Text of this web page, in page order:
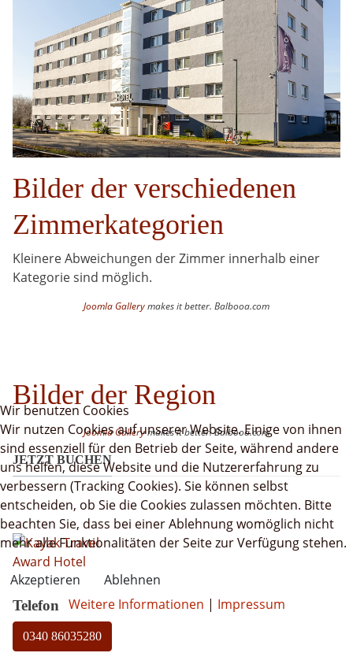
Bilder der verschiedenen
Zimmerkategorien
Kleinere Abweichungen der Zimmer innerhalb einer
Kategorie sind möglich.
Joomla Gallerymakes it better. Balbooa.com
Bilder der Region
Joomla Gallerymakes it better. Balbooa.com
JETZT BUCHEN
Telefon
0340 86035280
Wir benutzen Cookies
Wir nutzen Cookies auf unserer Website. Einige von ihnen
sind essenziell für den Betrieb der Seite, während andere
uns helfen, diese Website und die Nutzererfahrung zu
verbessern (Tracking Cookies). Sie können selbst
entscheiden, ob Sie die Cookies zulassen möchten. Bitte
beachten Sie, dass bei einer Ablehnung womöglich nicht
mehr alle Funktionalitäten der Seite zur Verfügung stehen.
Akzeptieren
Ablehnen
Weitere Informationen | Impressum